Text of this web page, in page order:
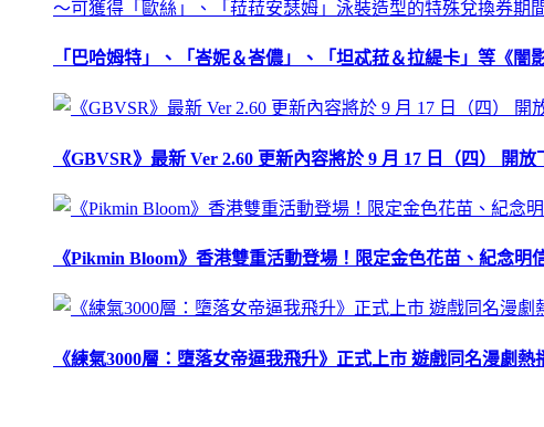
「巴哈姆特」、「峇妮＆峇儂」、「坦忒菈＆拉緹卡」等《
《GBVSR》最新 Ver 2.60 更新內容將於 9 月 17 日（四） 開
《Pikmin Bloom》香港雙重活動登場！限定金色花苗、紀念明
《練氣3000層：墮落女帝逼我飛升》正式上市 遊戲同名漫劇熱